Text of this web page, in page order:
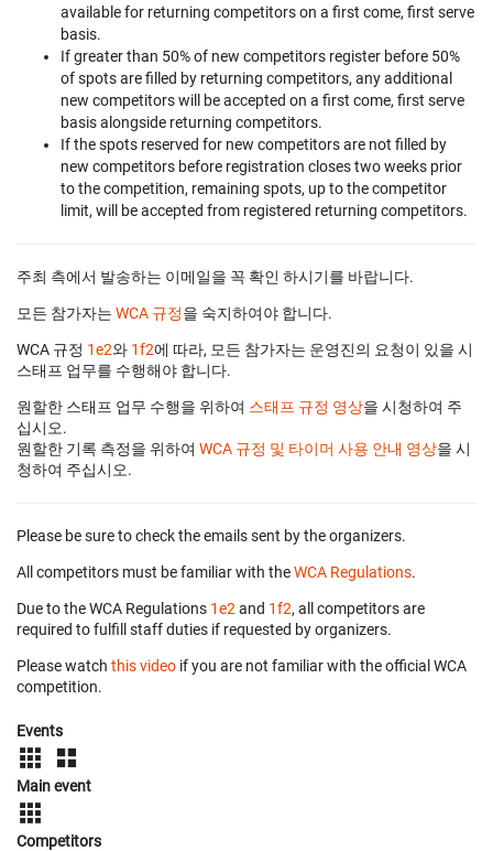
available for returning competitors on a first come, first serve
basis.
If greater than 50% of new competitors register before 50%
of spots are filled by returning competitors, any additional
new competitors will be accepted on a first come, first serve
basis alongside returning competitors.
If the spots reserved for new competitors are not filled by
new competitors before registration closes two weeks prior
to the competition, remaining spots, up to the competitor
limit, will be accepted from registered returning competitors.
주최 측에서 발송하는 이메일을 꼭 확인 하시기를 바랍니다.
모든 참가자는 WCA 규정을 숙지하여야 합니다.
WCA 규정 1e2와 1f2에 따라, 모든 참가자는 운영진의 요청이 있을 시
스태프 업무를 수행해야 합니다.
원할한 스태프 업무 수행을 위하여 스태프 규정 영상을 시청하여 주
십시오.
원할한 기록 측정을 위하여 WCA 규정 및 타이머 사용 안내 영상을 시
청하여 주십시오.
Please be sure to check the emails sent by the organizers.
All competitors must be familiar with theWCA Regulations.
Due to the WCA Regulations 1e2 and 1f2, all competitors are
required to fulfill staff duties if requested by organizers.
Please watch this video if you are not familiar with the official WCA
competition.
Events
Main event
Competitors